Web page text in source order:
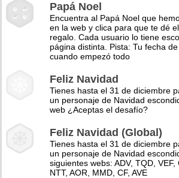
Papá Noel
Encuentra al Papá Noel que
en la web y clica para que te dé
regalo. Cada usuario lo tiene
página distinta. Pista: Tu fecha
cuando empezó todo
Feliz Navidad
Tienes hasta el 31 de diciembre
un personaje de Navidad
web ¿Aceptas el desafío?
Feliz Navidad (Global)
Tienes hasta el 31 de diciembre
un personaje de Navidad
siguientes webs: ADV, TQD, VEF,
NTT, AOR, MMD, CF, AVE